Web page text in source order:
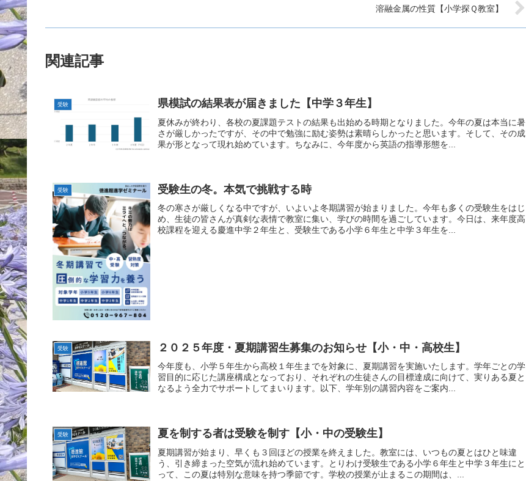
溶融金属の性質【小学探Ｑ教室】
関連記事
受験 県模試の結果表が届きました【中学３年生】
夏休みが終わり、各校の夏課題テストの結果も出始める時期となりました。今年の夏は本当に暑
さが厳しかったですが、その中で勉強に励む姿勢は素晴らしかったと思います。そして、その成
果が形となって現れ始めています。ちなみに、今年度から英語の指導形態を...
受験 受験生の冬。本気で挑戦する時
冬の寒さが厳しくなる中ですが、いよいよ冬期講習が始まりました。今年も多くの受験生をはじ
め、生徒の皆さんが真剣な表情で教室に集い、学びの時間を過ごしています。今日は、来年度高
校課程を迎える慶進中学２年生と、受験生である小学６年生と中学３年生を...
受験 ２０２５年度・夏期講習生募集のお知らせ【小・中・高校生】
今年度も、小学５年生から高校１年生までを対象に、夏期講習を実施いたします。学年ごとの学
習目的に応じた講座構成となっており、それぞれの生徒さんの目標達成に向けて、実りある夏と
なるよう全力でサポートしてまいります。以下、学年別の講習内容をご案内...
受験 夏を制する者は受験を制す【小・中の受験生】
夏期講習が始まり、早くも３回ほどの授業を終えました。教室には、いつもの夏とはひと味違
う、引き締まった空気が流れ始めています。とりわけ受験生である小学６年生と中学３年生にと
って、この夏は特別な意味を持つ季節です。学校の授業が止まるこの期間は、...